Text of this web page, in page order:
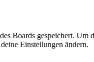
Boards gespeichert.
Einstellungen ändern.